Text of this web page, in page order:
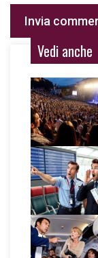
Vedi anche